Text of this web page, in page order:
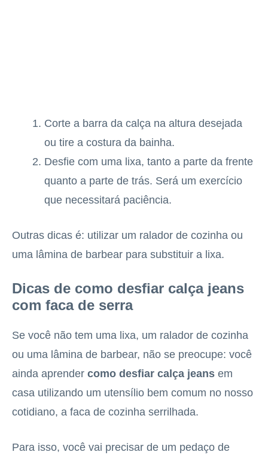
Corte a barra da calça na altura desejada
ou tire a costura da bainha.
Desfie com uma lixa, tanto a parte da frente
quanto a parte de trás. Será um exercício
que necessitará paciência.
Outras dicas é: utilizar um ralador de cozinha ou
uma lâmina de barbear para substituir a lixa.
Dicas de como desfiar calça jeans
com faca de serra
Se você não tem uma lixa, um ralador de cozinha
ou uma lâmina de barbear, não se preocupe: você
ainda aprender como desfiar calça jeans em
casa utilizando um utensílio bem comum no nosso
cotidiano, a faca de cozinha serrilhada.
Para isso, você vai precisar de um pedaço de